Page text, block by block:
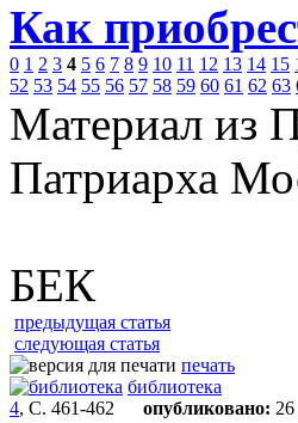
Как
0 1 2 3 4 5 6 7 8 9 10 11 12 13 14 15
52 53 54 55 56 57 58 59 60 61 62 63
Материал из
Патриарха
БЕК
предыдущая статья
следующая статья
печать
библиотека
4, С. 461-462 опубликовано: 26